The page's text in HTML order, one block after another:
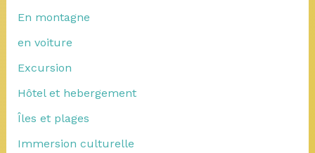
En montagne
en voiture
Excursion
Hôtel et hebergement
Îles et plages
Immersion culturelle